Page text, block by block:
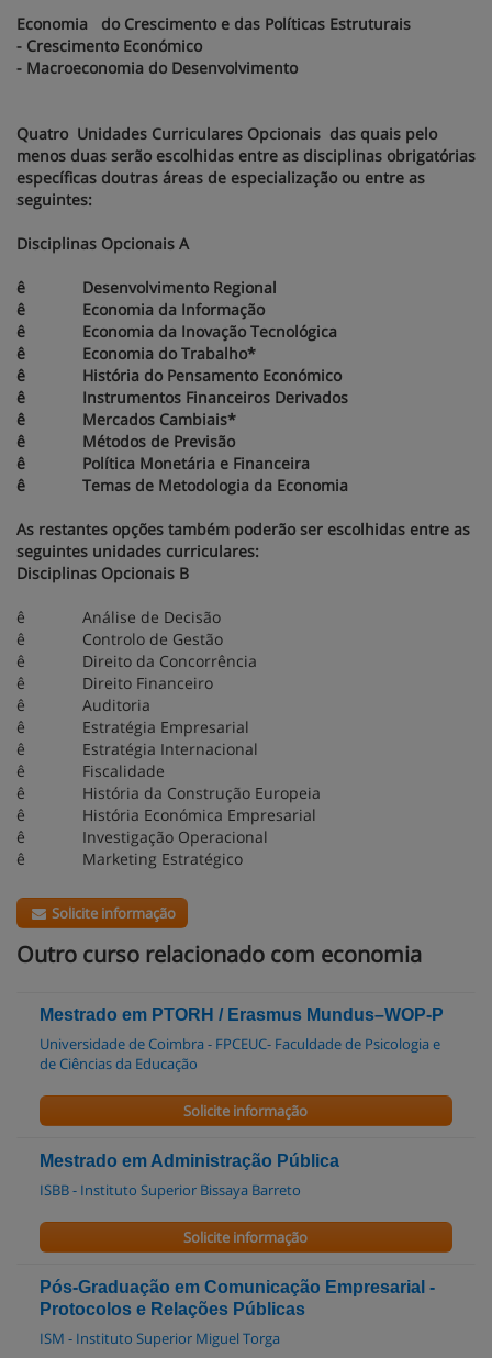
Economia do Crescimento e das Políticas Estruturais
- Crescimento Económico
- Macroeconomia do Desenvolvimento
Quatro Unidades Curriculares Opcionais das quais pelo
menos duas serão escolhidas entre as disciplinas obrigatórias
específicas doutras áreas de especialização ou entre as
seguintes:
Disciplinas Opcionais A
ê Desenvolvimento Regional
ê Economia da Informação
ê Economia da Inovação Tecnológica
ê Economia do Trabalho*
ê História do Pensamento Económico
ê Instrumentos Financeiros Derivados
ê Mercados Cambiais*
ê Métodos de Previsão
ê Política Monetária e Financeira
ê Temas de Metodologia da Economia
As restantes opções também poderão ser escolhidas entre as
seguintes unidades curriculares:
Disciplinas Opcionais B
ê Análise de Decisão
ê Controlo de Gestão
ê Direito da Concorrência
ê Direito Financeiro
ê Auditoria
ê Estratégia Empresarial
ê Estratégia Internacional
ê Fiscalidade
ê História da Construção Europeia
ê História Económica Empresarial
ê Investigação Operacional
ê Marketing Estratégico
Solicite informação
Outro curso relacionado com economia
Mestrado em PTORH / Erasmus Mundus–WOP-P
Universidade de Coimbra - FPCEUC- Faculdade de Psicologia e
de Ciências da Educação
Solicite informação
Mestrado em Administração Pública
ISBB - Instituto Superior Bissaya Barreto
Solicite informação
Pós-Graduação em Comunicação Empresarial -
Protocolos e Relações Públicas
ISM - Instituto Superior Miguel Torga